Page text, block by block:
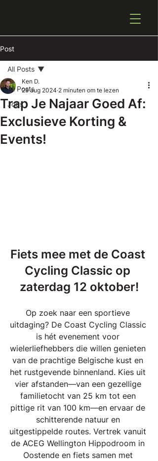
Post
All Posts
Jobs
All Posts
Trap Je Najaar Goed Af:
Exclusieve Korting &
Events!
Ken D.
29 aug 2024 2 minuten om te lezen
Fiets mee met de Coast
Cycling Classic op
zaterdag 12 oktober!
Op zoek naar een sportieve
uitdaging? De Coast Cycling Classic
is hét evenement voor
wielerliefhebbers die willen genieten
van de prachtige Belgische kust en
het rustgevende binnenland. Kies uit
vier afstanden—van een gezellige
familietocht van 25 km tot een
pittige rit van 100 km—en ervaar de
schitterende natuur en
uitgestippelde routes. Vertrek vanuit
de ACEG Wellington Hippodroom in
Oostende en fiets samen met